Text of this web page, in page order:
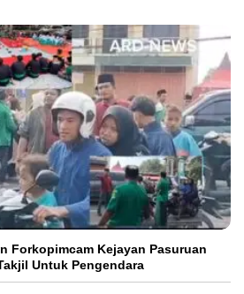
Forkopimcam Kejayan Pasuruan
Untuk Pengendara